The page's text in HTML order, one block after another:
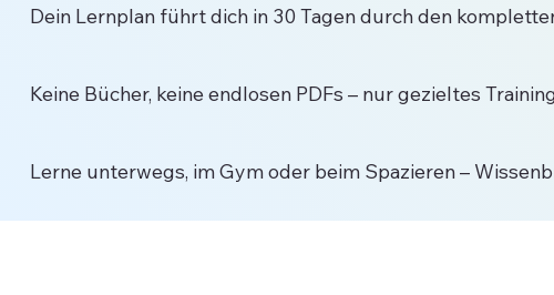
Dein Lernplan führt dich in 30 Tagen durch den
Keine Bücher, keine endlosen PDFs – nur gezieltes
Lerne unterwegs, im Gym oder beim Spazieren –